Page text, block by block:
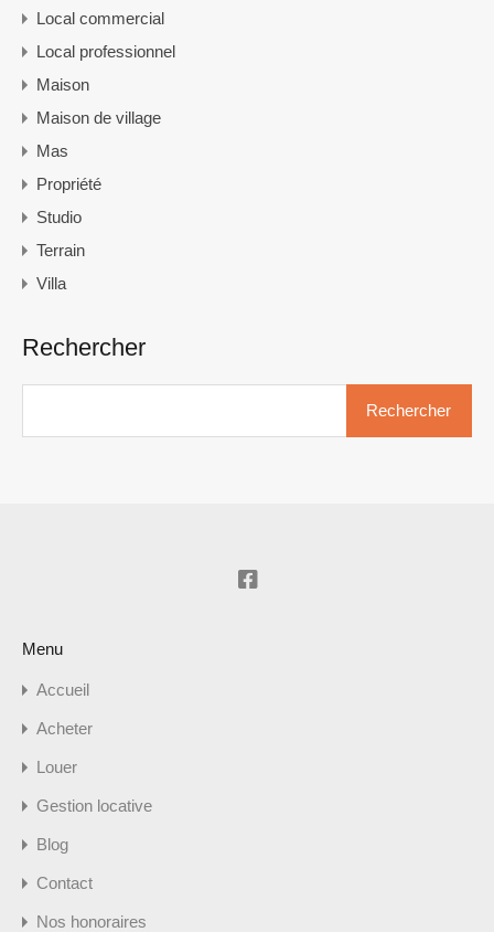
Local commercial
Local professionnel
Maison
Maison de village
Mas
Propriété
Studio
Terrain
Villa
Rechercher
Menu
Accueil
Acheter
Louer
Gestion locative
Blog
Contact
Nos honoraires